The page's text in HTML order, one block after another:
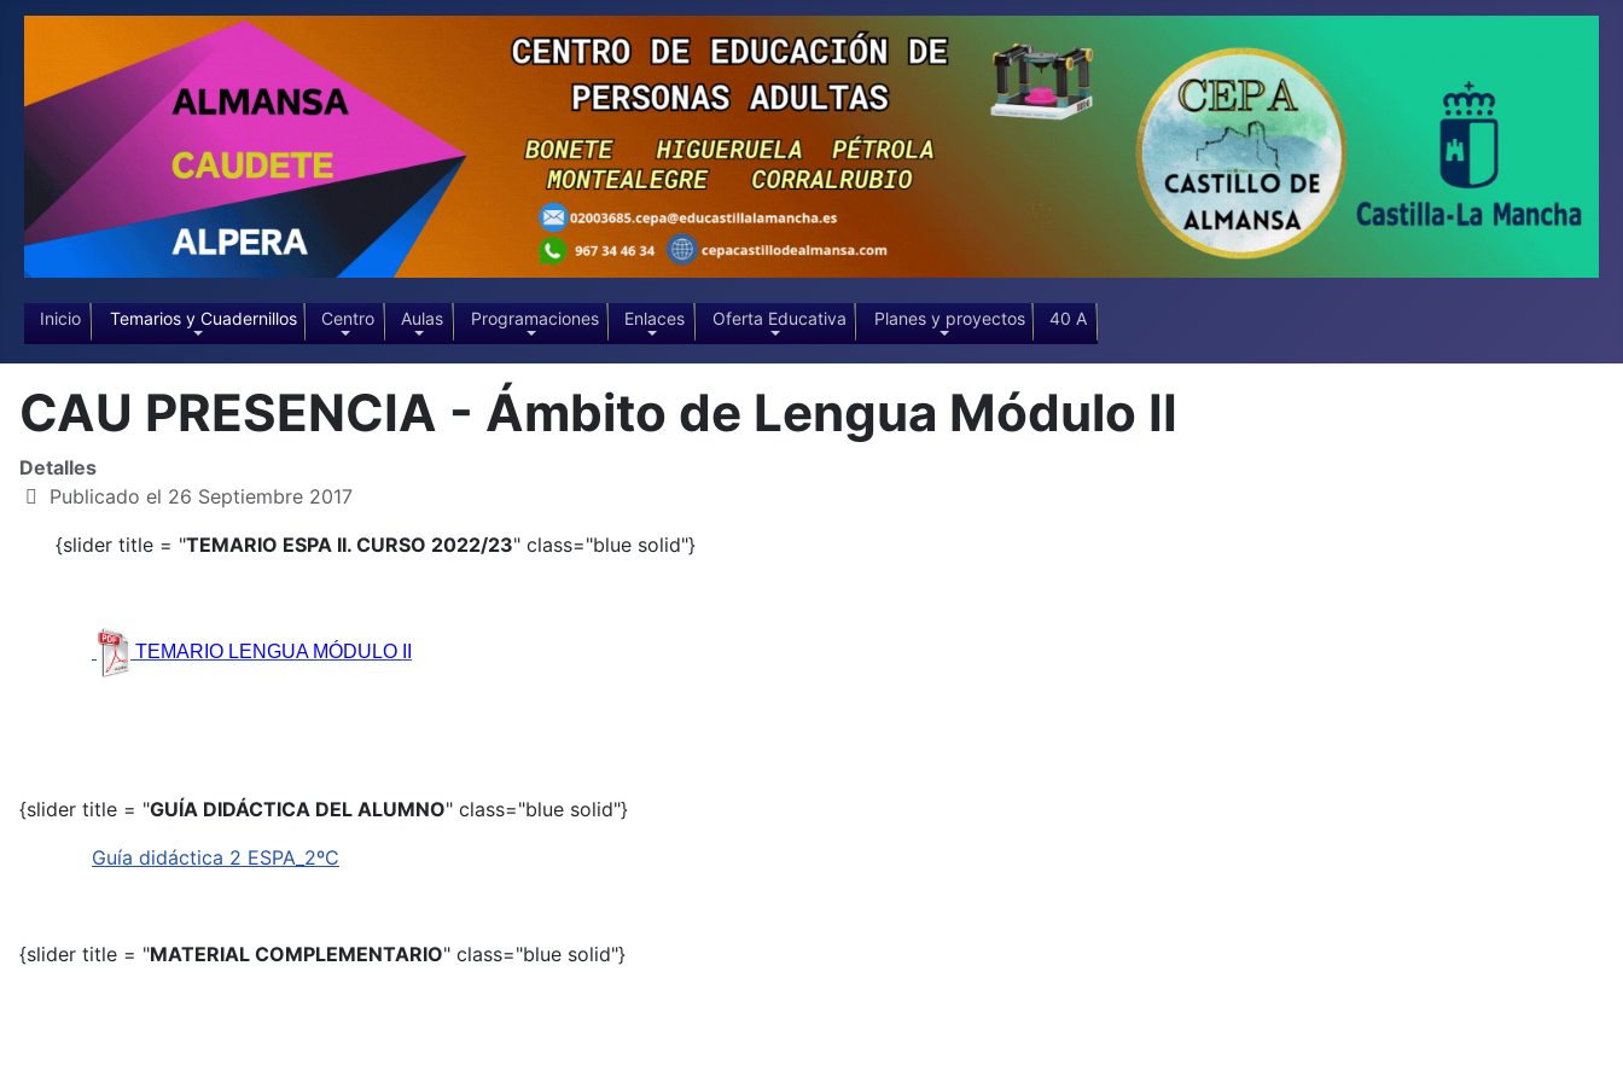
Inicio Temarios y Cuadernillos Centro Aulas Programaciones Enlaces Oferta Educativa Planes y proyectos 40 A
CAU PRESENCIA - Ámbito de Lengua Módulo II
Detalles
Publicado el 26 Septiembre 2017
{slider title = "TEMARIO ESPA II. CURSO 2022/23" class="blue solid"}
TEMARIO LENGUA MÓDULO II
{slider title = "GUÍA DIDÁCTICA DEL ALUMNO" class="blue solid"}
Guía didáctica 2 ESPA_2ºC
{slider title = "MATERIAL COMPLEMENTARIO" class="blue solid"}